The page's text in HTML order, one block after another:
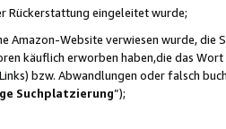
Rückerstattung eingeleitet wurde;
Amazon-Website verwiesen wurde, die
käuflich erworben haben,die das
bzw. Abwandlungen oder falsch
Suchplatzierung”);